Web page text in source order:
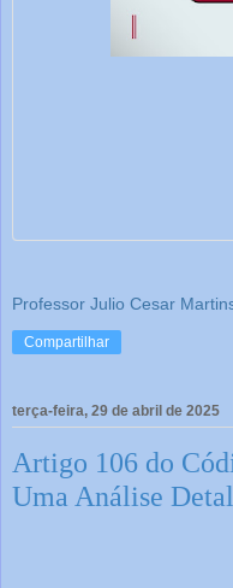
Professor Julio Cesar
Compartilhar
terça-feira, 29 de abril de 2025
Artigo 106 do
Uma Análise